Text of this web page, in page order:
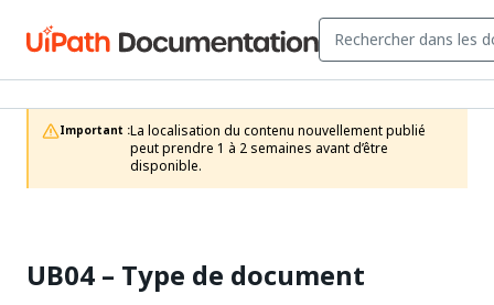
Important :La localisation du contenu nouvellement publié
peut prendre 1 à 2 semaines avant d’être
disponible.
UB04 – Type de document